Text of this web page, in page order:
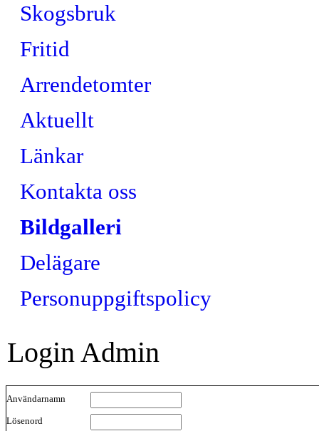
Skogsbruk
Fritid
Arrendetomter
Aktuellt
Länkar
Kontakta oss
Bildgalleri
Delägare
Personuppgiftspolicy
Login Admin
Användarnamn
Lösenord